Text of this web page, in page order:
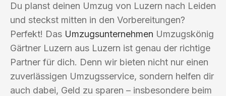
Du planst deinen Umzug von Luzern nach Leiden
und steckst mitten in den Vorbereitungen?
Perfekt! Das Umzugsunternehmen Umzugskönig
Gärtner Luzern aus Luzern ist genau der richtige
Partner für dich. Denn wir bieten nicht nur einen
zuverlässigen Umzugsservice, sondern helfen dir
auch dabei, Geld zu sparen – insbesondere beim